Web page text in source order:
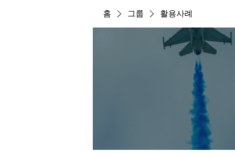
홈 그룹 활용사례